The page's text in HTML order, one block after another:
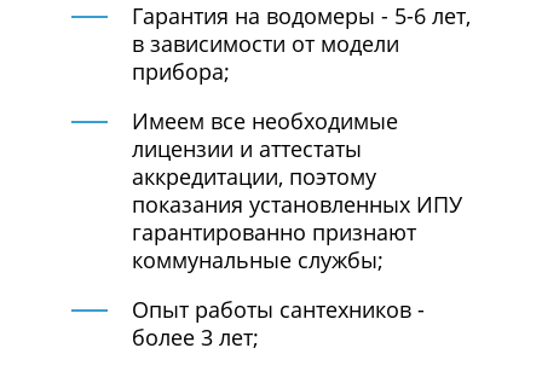
Гарантия на водомеры - 5-6 лет,
в зависимости от модели
прибора;
Имеем все необходимые
лицензии и аттестаты
аккредитации, поэтому
показания установленных ИПУ
гарантированно признают
коммунальные службы;
Опыт работы сантехников -
более 3 лет;